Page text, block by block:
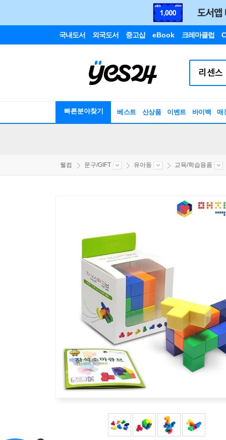
국내도서 외국도서 중고샵 eBook 크레마클럽
빠른분야찾기 베스트 신상품 이벤트 바이백 매
웰컴 문구/GIFT 유아동 교육/학습용품